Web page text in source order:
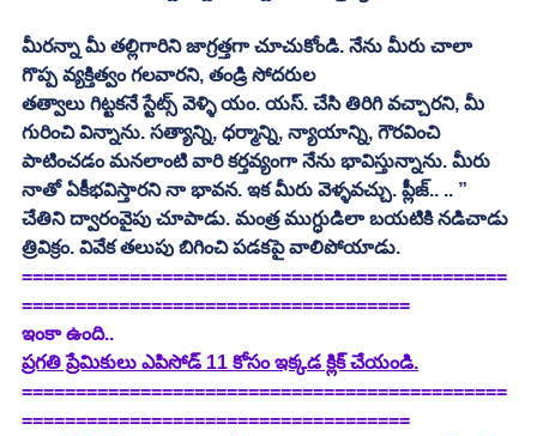
మీరన్నా మీ తల్లిగారిని జాగ్రత్తగా చూచుకోండి. నేను మీరు చాలా
గొప్ప వ్యక్తిత్వం గలవారని, తండ్రి సోదరుల
తత్వాలు గిట్టకనే స్టేట్స్ వెళ్ళి యం. యస్. చేసి తిరిగి వచ్చారని, మీ
గురించి విన్నాను. సత్యాన్ని, ధర్మాన్ని, న్యాయాన్ని, గౌరవించి
పాటించడం మనలాంటి వారి కర్తవ్యంగా నేను భావిస్తున్నాను. మీరు
నాతో ఏకీభవిస్తారని నా భావన. ఇక మీరు వెళ్ళవచ్చు. ప్లీజ్.. .. ”
చేతిని ద్వారంవైపు చూపాడు. మంత్ర ముగ్ధుడిలా బయటికి నడిచాడు
త్రివిక్రం. వివేక తలుపు బిగించి పడకపై వాలిపోయాడు.
=============================================
====================================
ఇంకా ఉంది..
ప్రగతి ప్రేమికులు ఎపిసోడ్ 11 కోసం ఇక్కడ క్లిక్ చేయండి.
=============================================
====================================